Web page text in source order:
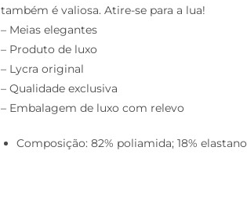
também é valiosa. Atire-se para a lua!
– Meias elegantes
– Produto de luxo
– Lycra original
– Qualidade exclusiva
– Embalagem de luxo com relevo
Composição: 82% poliamida; 18% elastano